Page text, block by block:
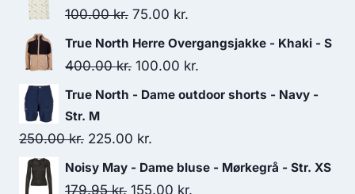
was:
100.00kr. Original
price
was:
75.00 kr.
price
is:
True North Herre Overgangsjakke - Khaki - S
400.00kr. Original
price
400.00 kr..
100.00 kr.
price
True North - Dame outdoor shorts - Navy -
Str. M
250.00kr. Original
price
was:
225.00 kr.
price
is:
Noisy May - Dame bluse - Mørkegrå - Str. XS
179.95kr. Original
155.00 kr.